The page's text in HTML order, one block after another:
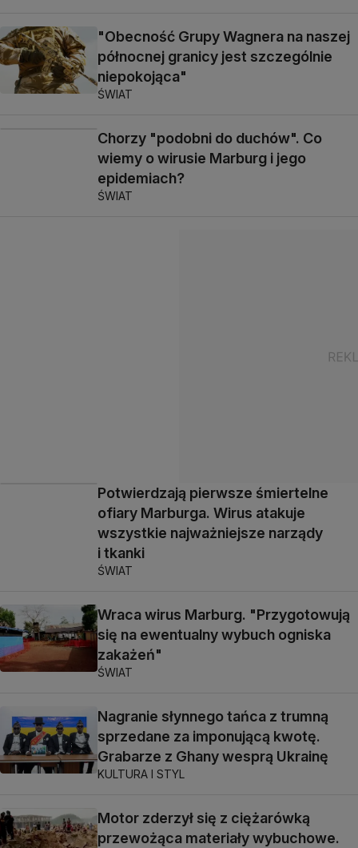
"Obecność Grupy Wagnera na naszej
północnej granicy jest szczególnie
niepokojąca"
ŚWIAT
Chorzy "podobni do duchów". Co
wiemy o wirusie Marburg i jego
epidemiach?
ŚWIAT
Potwierdzają pierwsze śmiertelne
ofiary Marburga. Wirus atakuje
wszystkie najważniejsze narządy
i tkanki
ŚWIAT
Wraca wirus Marburg. "Przygotowują
się na ewentualny wybuch ogniska
zakażeń"
ŚWIAT
Nagranie słynnego tańca z trumną
sprzedane za imponującą kwotę.
Grabarze z Ghany wesprą Ukrainę
KULTURA I STYL
Motor zderzył się z ciężarówką
przewożąca materiały wybuchowe.